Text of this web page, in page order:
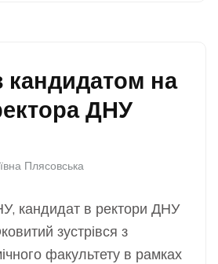
кандидатом на
ДНУ
Плясовська
кандидат в ректори ДНУ
зустрівся з
факультету в рамках